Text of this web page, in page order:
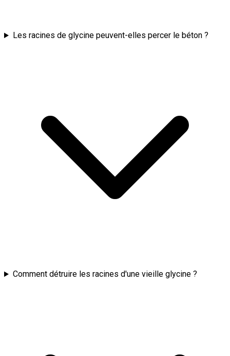
Les racines de glycine peuvent-elles percer le béton ?
Comment détruire les racines d'une vieille glycine ?